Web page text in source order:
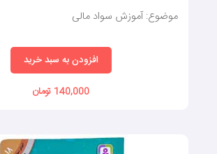
موضوع: آموزش سواد مالی
افزودن به سبد خرید
140,000 تومان